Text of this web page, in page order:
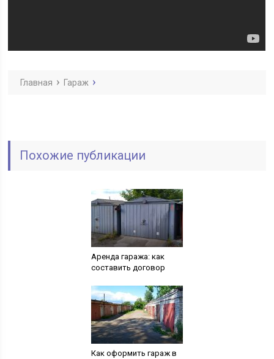
Главная Гараж
Похожие публикации
Аренда гаража: как
составить договор
Как оформить гараж в